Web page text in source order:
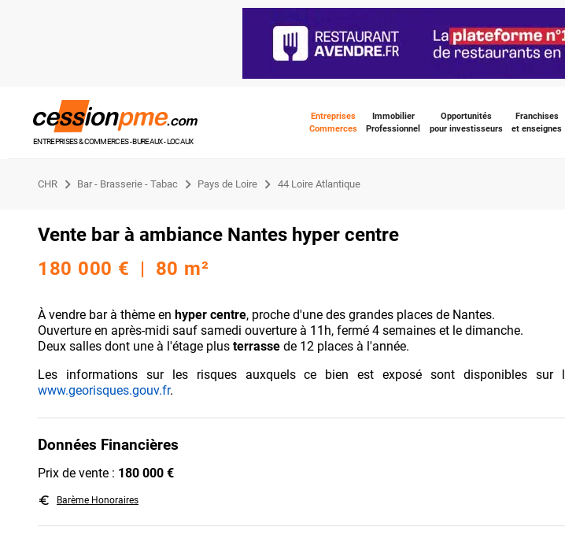
ENTREPRISES & COMMERCES - BUREAUX - LOCAUX
Entreprises
Commerces
Immobilier
Professionnel
Opportunités
pour investisseurs
Franchises
et enseignes
CHR Bar - Brasserie - Tabac Pays de Loire 44 Loire Atlantique
Vente bar à ambiance Nantes hyper centre
180 000 € | 80 m²
À vendre bar à thème en hyper centre, proche d'une des grandes places de Nantes.
Ouverture en après-midi sauf samedi ouverture à 11h, fermé 4 semaines et le dimanche.
Deux salles dont une à l'étage plus terrasse de 12 places à l'année.
Les informations sur les risques auxquels ce bien est exposé sont disponibles sur
www.georisques.gouv.fr.
Données Financières
Prix de vente : 180 000 €
euro_symbol Barème Honoraires